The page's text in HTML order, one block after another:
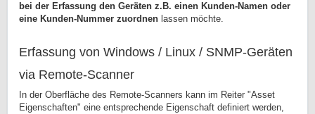
bei der Erfassung den Geräten z.B. einen Kunden-Namen oder
eine Kunden-Nummer zuordnen lassen möchte.
Erfassung von Windows / Linux / SNMP-Geräten
via Remote-Scanner
In der Oberfläche des Remote-Scanners kann im Reiter "Asset
Eigenschaften" eine entsprechende Eigenschaft definiert werden,